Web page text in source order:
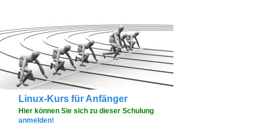
Linux-Kurs für Anfänger
Hier können Sie sich zu dieser Schulung
anmelden!